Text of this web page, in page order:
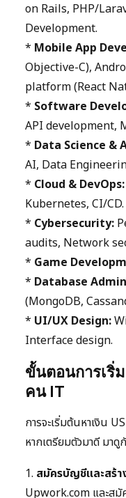
on Rails, PHP/
Development.
* Mobile App
Objective-C),
platform (React
* Software
API development,
* Data Science &
AI, Data
* Cloud & DevOps:
Kubernetes, CI/CD.
* Cybersecurity:
audits, Network
* Game
* Database
(MongoDB,
* UI/UX Design:
Interface design.
ขั้นตอนการเริ่
คน IT
การจะเริ่มต้นหาเงิน
หากเตรียมตัวมาดี มาดู
1. สมัครบัญชีและสร้า
Upwork.com และสมั